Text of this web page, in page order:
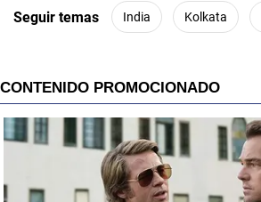
Seguir temas India Kolkata